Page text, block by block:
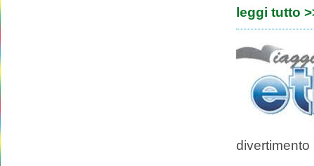
leggi tutto
divertimento